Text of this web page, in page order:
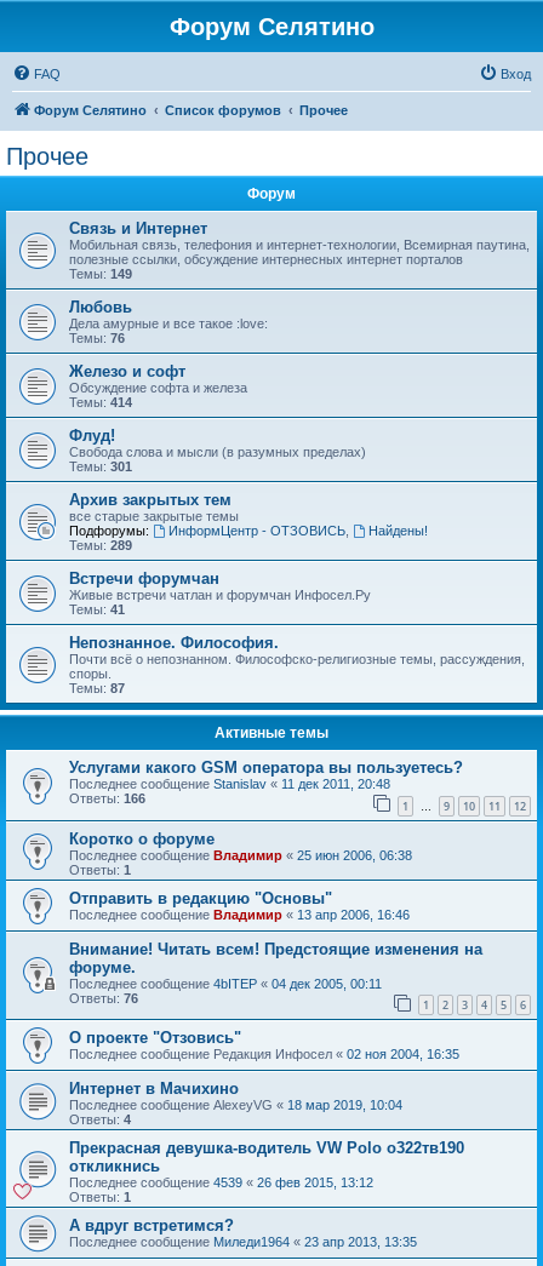
Форум Селятино
FAQ Вход
Форум Селятино Список форумов Прочее
Прочее
Форум
Связь и Интернет
Мобильная связь, телефония и интернет-технологии, Всемирная паутина,
полезные ссылки, обсуждение интернесных интернет порталов
Темы: 149
Любовь
Дела амурные и все такое :love:
Темы: 76
Железо и софт
Обсуждение софта и железа
Темы: 414
Флуд!
Свобода слова и мысли (в разумных пределах)
Темы: 301
Архив закрытых тем
все старые закрытые темы
Подфорумы:
ИнформЦентр - ОТЗОВИСЬ,
Найдены!
Темы: 289
Встречи форумчан
Живые встречи чатлан и форумчан Инфосел.Ру
Темы: 41
Непознанное. Философия.
Почти всё о непознанном. Философско-религиозные темы, рассуждения,
споры.
Темы: 87
Активные темы
Услугами какого GSM оператора вы пользуетесь?
Последнее сообщение Stanislav « 11 дек 2011, 20:48
Ответы: 166 1 … 9 10 11 12
Коротко о форуме
Последнее сообщение Владимир « 25 июн 2006, 06:38
Ответы: 1
Отправить в редакцию "Основы"
Последнее сообщение Владимир « 13 апр 2006, 16:46
Внимание! Читать всем! Предстоящие изменения на
форуме.
Последнее сообщение 4bITEP « 04 дек 2005, 00:11
Ответы: 76 1 2 3 4 5 6
О проекте "Отзовись"
Последнее сообщение Редакция Инфосел « 02 ноя 2004, 16:35
Интернет в Мачихино
Последнее сообщение AlexeyVG « 18 мар 2019, 10:04
Ответы: 4
Прекрасная девушка-водитель VW Polo о322тв190
откликнись
Последнее сообщение 4539 « 26 фев 2015, 13:12
Ответы: 1
А вдруг встретимся?
Последнее сообщение Миледи1964 « 23 апр 2013, 13:35